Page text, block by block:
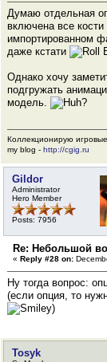
Думаю отдельная
включена все
импортированном
даже кстати
Однако хочу
подгружать
модель.
Коллекционирую
my blog - http://cgig.ru
Gildor
Administrator
Hero Member
Posts: 7956
Re: Небольшой
« Reply #28 on:
Ну тогда вопрос:
(если опция, то
)
Tosyk